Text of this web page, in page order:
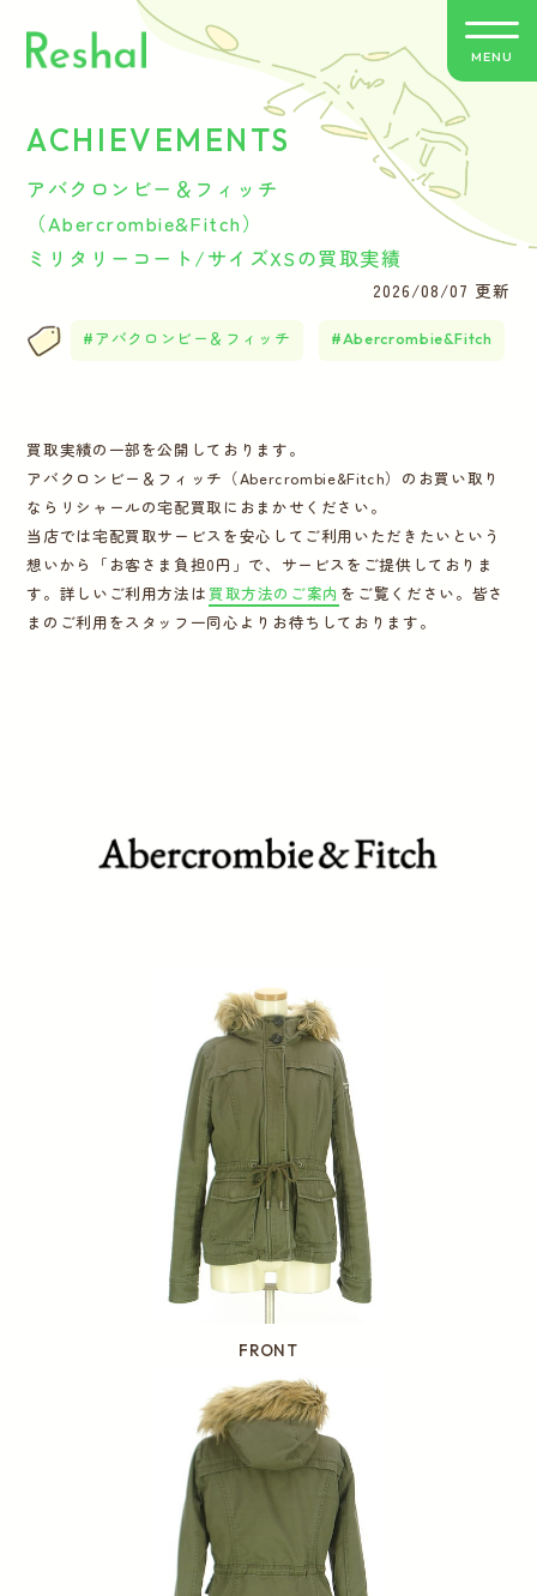
リシャールの特徴
買取方法のご案内
よくあるご質問
バイヤー紹介
運営会社
MENU
ACHIEVEMENTS
アバクロンビー＆フィッチ
（Abercrombie&Fitch）
ミリタリーコート/サイズXSの買取実績
2026/08/07 更新
アバクロンビー＆フィッチ Abercrombie&Fitch
買取実績の一部を公開しております。
アバクロンビー＆フィッチ（Abercrombie&Fitch）のお買い取り
ならリシャールの宅配買取におまかせください。
当店では宅配買取サービスを安心してご利用いただきたいという
想いから「お客さま負担0円」で、サービスをご提供しておりま
す。詳しいご利用方法は 買取方法のご案内 をご覧ください。皆さ
まのご利用をスタッフ一同心よりお待ちしております。
FRONT